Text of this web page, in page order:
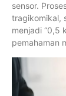
sensor.
tragikomikal,
menjadi “0,5
pemahaman